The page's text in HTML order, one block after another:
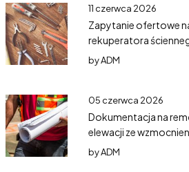
11 czerwca 2026
Zapytanie ofertowe
rekuperatora
byADM
05 czerwca 2026
Dokumentacja na
elewacji ze
– Mazurska 5
byADM